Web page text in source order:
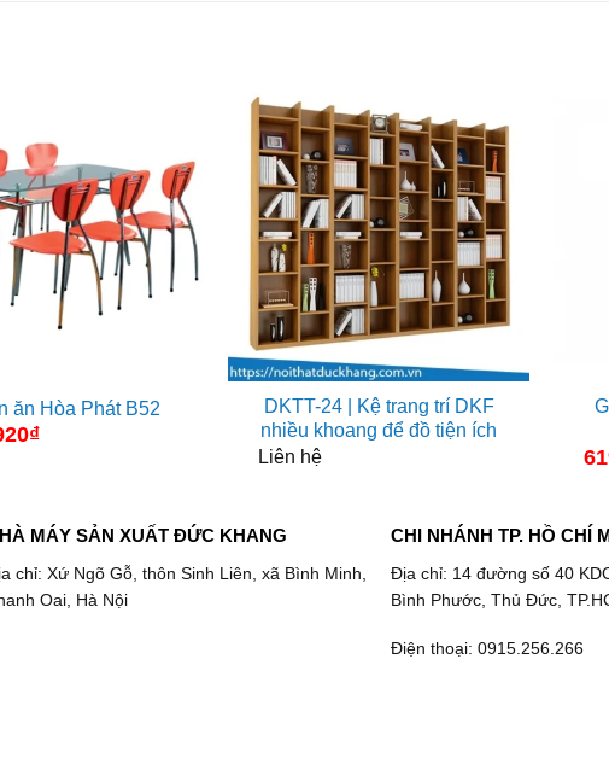
ăn Hòa Phát B52
₫
DKTT-24 | Kệ trang trí DKF
nhiều khoang để đồ tiện ích
Liên hệ
MÁY SẢN XUẤT ĐỨC KHANG
chỉ: Xứ Ngõ Gỗ, thôn Sinh Liên, xã Bình Minh,
Oai, Hà Nội
CHI NHÁNH TP. HỒ CHÍ
Địa chỉ: 14 đường số 40
Bình Phước, Thủ Đức,
Điện thoại: 0915.256.266